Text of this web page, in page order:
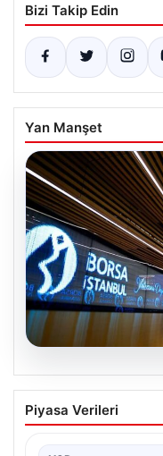
Bizi Takip Edin
Yan Manşet
05.08.2026
Yatırım
nasıl oldu?
Piyasa Verileri